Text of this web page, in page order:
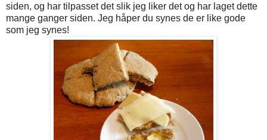
siden, og har tilpasset det slik jeg liker det og har laget dette
mange ganger siden. Jeg håper du synes de er like gode
som jeg synes!